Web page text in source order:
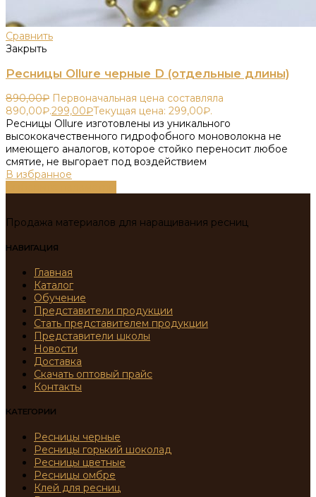
Сравнить
Закрыть
Ресницы Ollure черные D (отдельные длины)
890,00₽ Первоначальная цена составляла
890,00₽.299,00₽Текущая цена: 299,00₽.
Ресницы Ollure изготовлены из уникального
высококачественного гидрофобного моноволокна не
имеющего аналогов, которое стойко переносит любое
смятие, не выгорает под воздействием
В избранное
Продажа материалов для наращивания ресниц
НАВИГАЦИЯ
Главная
Каталог
Обучение
Представители продукции
Стать представителем продукции
Представители школы
Новости
Доставка
Скачать оптовый прайс
Контакты
КАТЕГОРИИ
Ресницы черные
Ресницы горький шоколад
Ресницы цветные
Ресницы омбре
Клей для ресниц